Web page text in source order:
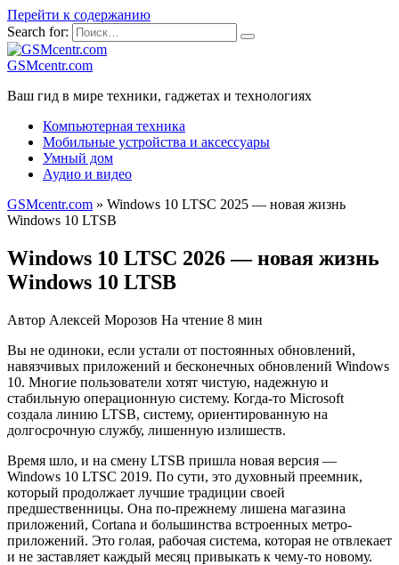
Перейти к содержанию
Search for:
GSMcentr.com
Ваш гид в мире техники, гаджетах и технологиях
Компьютерная техника
Мобильные устройства и аксессуары
Умный дом
Аудио и видео
GSMcentr.com » Windows 10 LTSC 2025 — новая жизнь
Windows 10 LTSB
Windows 10 LTSC 2026 — новая жизнь
Windows 10 LTSB
Автор Алексей Морозов На чтение 8 мин
Вы не одиноки, если устали от постоянных обновлений,
навязчивых приложений и бесконечных обновлений Windows
10. Многие пользователи хотят чистую, надежную и
стабильную операционную систему. Когда-то Microsoft
создала линию LTSB, систему, ориентированную на
долгосрочную службу, лишенную излишеств.
Время шло, и на смену LTSB пришла новая версия —
Windows 10 LTSC 2019. По сути, это духовный преемник,
который продолжает лучшие традиции своей
предшественницы. Она по-прежнему лишена магазина
приложений, Cortana и большинства встроенных метро-
приложений. Это голая, рабочая система, которая не отвлекает
и не заставляет каждый месяц привыкать к чему-то новому.